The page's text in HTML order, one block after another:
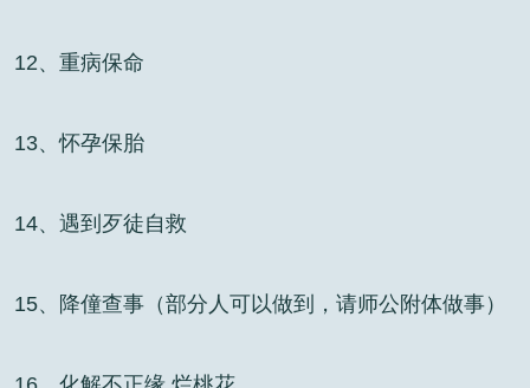
12、重病保命
13、怀孕保胎
14、遇到歹徒自救
15、降僮查事（部分人可以做到，请师公附体做事）